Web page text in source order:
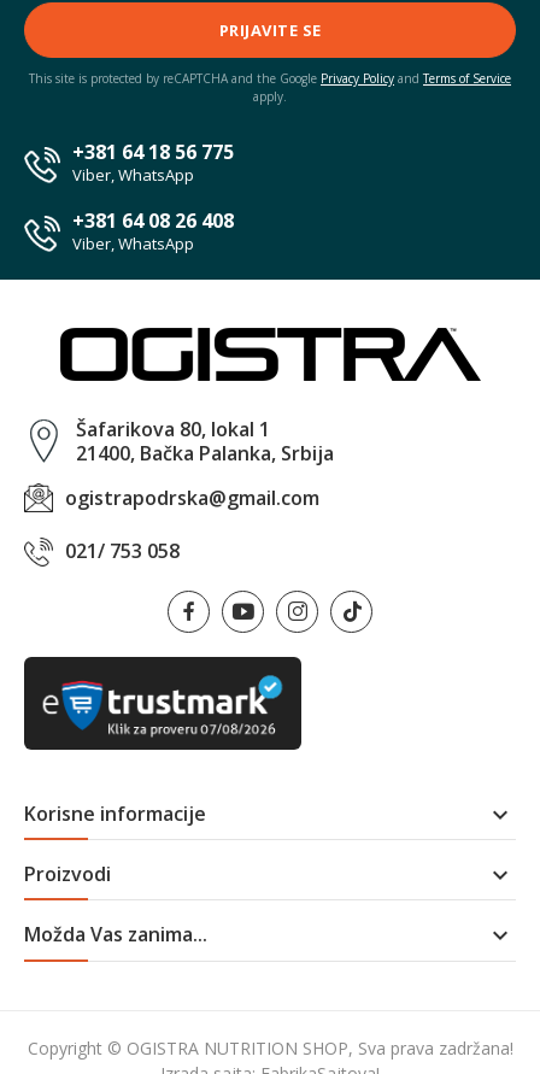
PRIJAVITE SE
This site is protected by reCAPTCHA and the Google Privacy Policy andTerms of Service
apply.
+381 64 18 56 775
Viber, WhatsApp
+381 64 08 26 408
Viber, WhatsApp
Šafarikova 80, lokal 1
21400, Bačka Palanka, Srbija
ogistrapodrska@gmail.com
021/ 753 058
Korisne informacije 
Proizvodi 
Možda Vas zanima... 
Copyright © OGISTRA NUTRITION SHOP, Sva prava zadržana!